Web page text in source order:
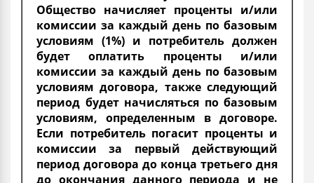
Общество начисляет проценты и/или
комиссии за каждый день по базовым
условиям (1%) и потребитель должен
будет оплатить проценты и/или
комиссии за каждый день по базовым
условиям договора, также следующий
период будет начисляться по базовым
условиям, определенным в договоре.
Если потребитель погасит проценты и
комиссии за первый действующий
период договора до конца третьего дня
до окончания данного периода и не